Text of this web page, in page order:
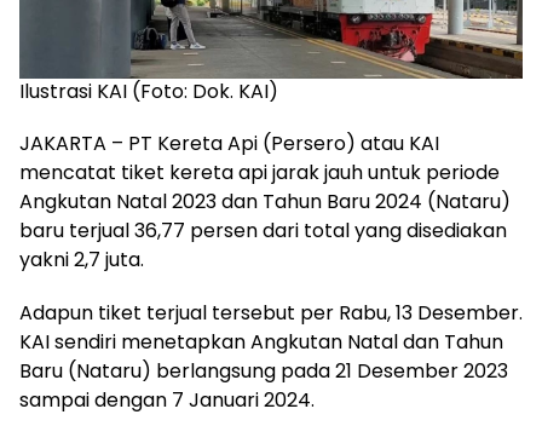
Ilustrasi KAI (Foto: Dok. KAI)
JAKARTA – PT Kereta Api (Persero) atau KAI
mencatat tiket kereta api jarak jauh untuk periode
Angkutan Natal 2023 dan Tahun Baru 2024 (Nataru)
baru terjual 36,77 persen dari total yang disediakan
yakni 2,7 juta.
Adapun tiket terjual tersebut per Rabu, 13 Desember.
KAI sendiri menetapkan Angkutan Natal dan Tahun
Baru (Nataru) berlangsung pada 21 Desember 2023
sampai dengan 7 Januari 2024.